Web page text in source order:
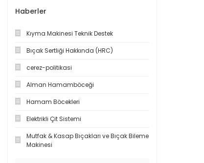
Haberler
Kıyma Makinesi Teknik Destek
Bıçak Sertliği Hakkında (HRC)
cerez-politikasi
Alman Hamamböceği
Hamam Böcekleri
Elektrikli Çit Sistemi
Mutfak & Kasap Bıçakları ve Bıçak Bileme
Makinesi